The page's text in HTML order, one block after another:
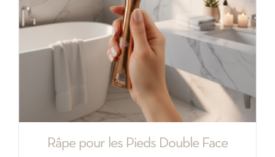
Râpe pour les Pieds Double Face